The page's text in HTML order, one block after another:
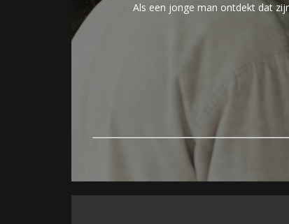
Als een jonge man ontdekt dat